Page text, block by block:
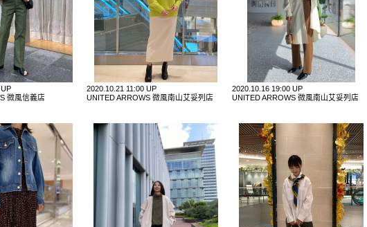
微風信義店
2020.10.21 11:00 UP
UNITED ARROWS 微風南山艾妥列店
2020.10.16 19:00 UP
UNITED ARROWS 微風南山艾妥列店